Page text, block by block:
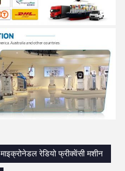
माइक्रोनेडल रेडियो फ्रीक्वेंसी मशीन